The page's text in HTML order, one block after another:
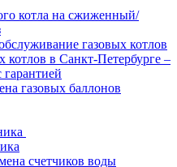
котла на сжиженный/
газовых котлов
котлов в Санкт-Петербурге –
гарантией
газовых баллонов
счетчиков воды